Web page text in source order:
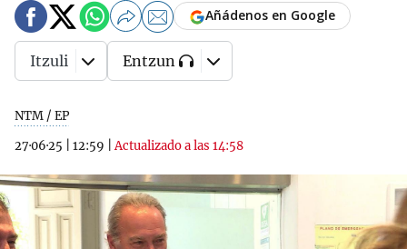
NTM / EP
27·06·25
12:59 |Actualizado a las 14:58
Añádenos en Google
Itzuli Entzun